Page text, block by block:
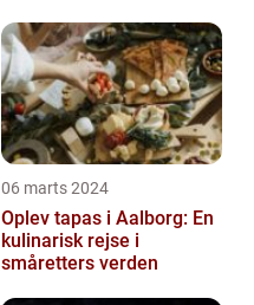
06 marts 2024
Oplev tapas i Aalborg: En
kulinarisk rejse i
småretters verden